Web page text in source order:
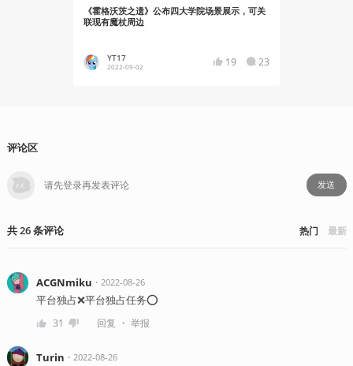
《霍格沃茨之遗》公布四大学院场景展示，可关
联现有魔杖周边
YT17
2022-09-02 19 23
评论区
发送
共26条评论 热门 最新
ACGNmiku ・ 2022-08-26
平台独占❌平台独占任务⭕️
31 回复 ・ 举报
Turin ・ 2022-08-26